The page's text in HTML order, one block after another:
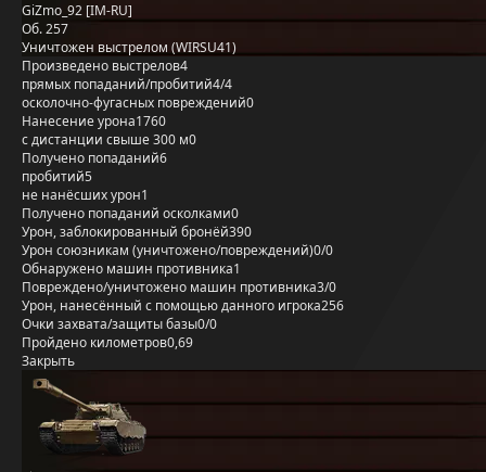
GiZmo_92 [IM-RU]
Об. 257
Уничтожен выстрелом (WIRSU41)
Произведено выстрелов4
прямых попаданий/пробитий4/4
осколочно-фугасных повреждений0
Нанесение урона1760
с дистанции свыше 300 м0
Получено попаданий6
пробитий5
не нанёсших урон1
Получено попаданий осколками0
Урон, заблокированный бронёй390
Урон союзникам (уничтожено/повреждений)0/0
Обнаружено машин противника1
Повреждено/уничтожено машин противника3/0
Урон, нанесённый с помощью данного игрока256
Очки захвата/защиты базы0/0
Пройдено километров0,69
Закрыть